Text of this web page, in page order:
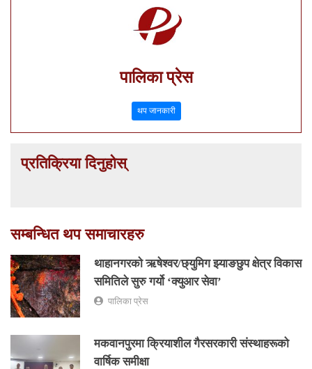
पालिका प्रेस
थप जानकारी
प्रतिक्रिया दिनुहोस्
सम्बन्धित थप समाचारहरु
थाहानगरकाे ऋषेश्वर/छ्युमिग झ्याङछुप क्षेत्र विकास
समितिले सुरु गर्यो ‘क्युआर सेवा’
पालिका प्रेस
मकवानपुरमा क्रियाशील गैरसरकारी संस्थाहरूको
वार्षिक समीक्षा